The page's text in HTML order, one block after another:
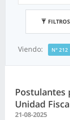
FILTROS
Viendo: N° 212
Postulantes
Unidad
21-08-2025